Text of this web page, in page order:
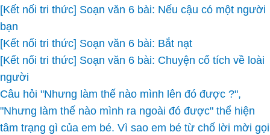
[Kết nối tri thức] Soạn văn 6 bài: Nếu cậu có một người
bạn
[Kết nối tri thức] Soạn văn 6 bài: Bắt nạt
[Kết nối tri thức] Soạn văn 6 bài: Chuyện cổ tích về loài
người
Câu hỏi "Nhưng làm thế nào mình lên đó được ?",
"Nhưng làm thế nào mình ra ngoài đó được" thể hiện
tâm trạng gì của em bé. Vì sao em bé từ chố lời mời gọi